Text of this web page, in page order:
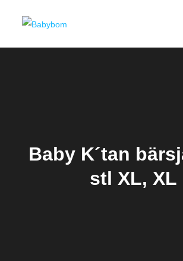
Baby K´tan
stl XL, XL